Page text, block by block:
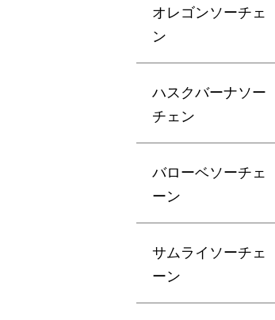
オレゴンソーチェ
ン
ハスクバーナソー
チェン
バローベソーチェ
ーン
サムライソーチェ
ーン